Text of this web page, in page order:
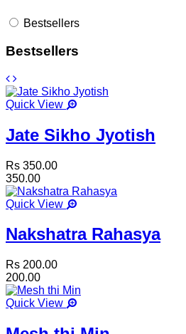
Bestsellers
Bestsellers
Quick View
Jate Sikho Jyotish
Rs 350.00
350.00
Quick View
Nakshatra Rahasya
Rs 200.00
200.00
Quick View